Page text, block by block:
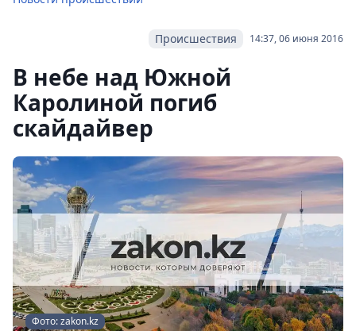
14:37, 06 июня 2016
Происшествия
В небе над Южной
Каролиной погиб
скайдайвер
Фото: zakon.kz